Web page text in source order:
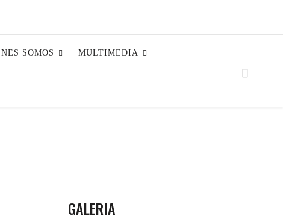
SOMOS MULTIMEDIA
GALERIA